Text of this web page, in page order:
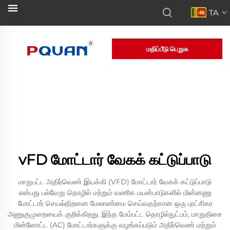
TA
மதிப்பீடு பெறுக
vFD மோட்டார் வேகக் கட்டுப்பாடு
மாறுபட்ட அதிர்வெண் இயக்கி (VFD) மோட்டார் வேகக் கட்டுப்பாடு
என்பது பல்வேறு தொழில் மற்றும் வணிக பயன்பாடுகளில் மின்னணு
மோட்டார் செயல்திறனை மேலாண்மை செய்வதற்கான ஒரு புரட்சிகர
அணுகுமுறையைக் குறிக்கிறது. இந்த மேம்பட்ட தொழில்நுட்பம், மாறுதிசை
மின்னோட்ட (AC) மோட்டார்களுக்கு வழங்கப்படும் அதிர்வெண் மற்றும்